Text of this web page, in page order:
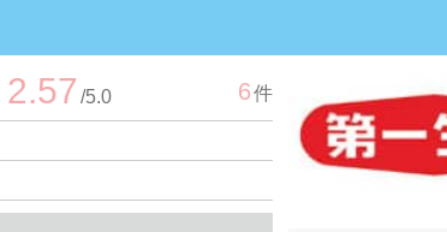
2.57 /5.0 6件